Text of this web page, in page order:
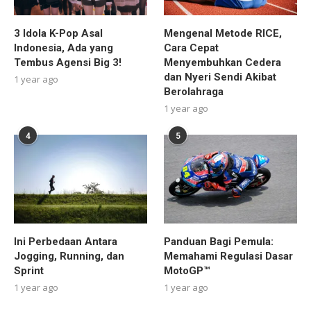
3 Idola K-Pop Asal
Indonesia, Ada yang
Tembus Agensi Big 3!
1 year ago
Mengenal Metode RICE,
Cara Cepat
Menyembuhkan Cedera
dan Nyeri Sendi Akibat
Berolahraga
1 year ago
4
Ini Perbedaan Antara
Jogging, Running, dan
Sprint
1 year ago
5
Panduan Bagi Pemula:
Memahami Regulasi Dasar
MotoGP™
1 year ago